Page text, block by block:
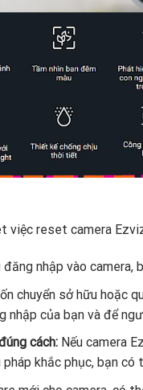
việc reset camera
nhập vào
chuyển sở hữu hoặc
của bạn và để
cách:Nếu camera
khắc phục, bạn có